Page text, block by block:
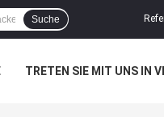
Suche
TRETEN SIE MIT UNS IN